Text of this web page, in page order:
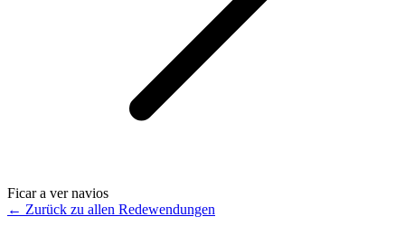
Ficar a ver navios
← Zurück zu allen Redewendungen